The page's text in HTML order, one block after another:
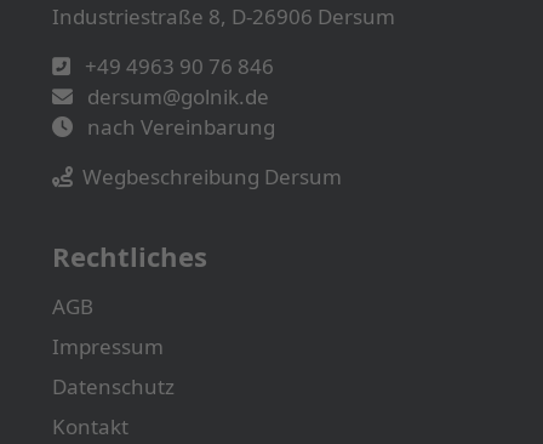
Industriestraße 8, D-26906 Dersum
+49 4963 90 76 846
dersum@golnik.de
nach Vereinbarung
Wegbeschreibung Dersum
Rechtliches
AGB
Impressum
Datenschutz
Kontakt